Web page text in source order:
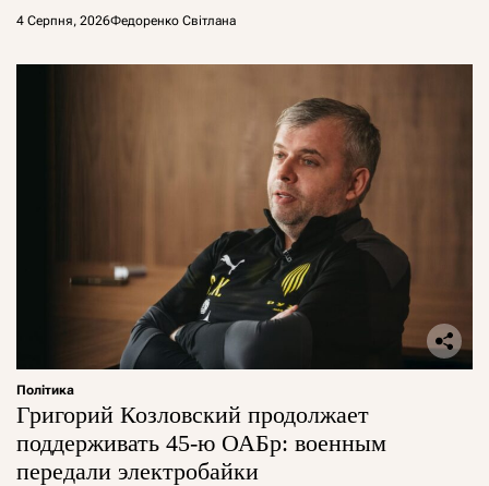
4 Серпня, 2026Федоренко Світлана
Політика
Григорий Козловский продолжает
поддерживать 45-ю ОАБр: военным
передали электробайки